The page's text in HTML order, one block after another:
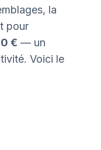
la
pour
€ — un
Voici le